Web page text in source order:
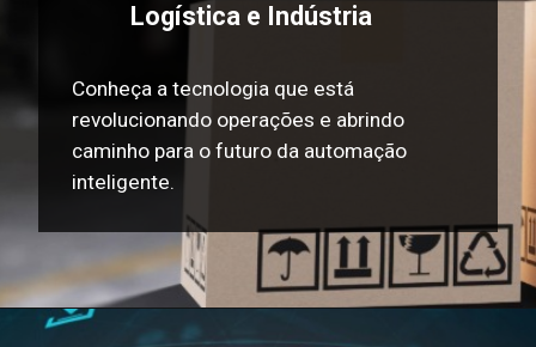
Logística e Indústria
Conheça a tecnologia que está
revolucionando operações e abrindo
caminho para o futuro da automação
inteligente.